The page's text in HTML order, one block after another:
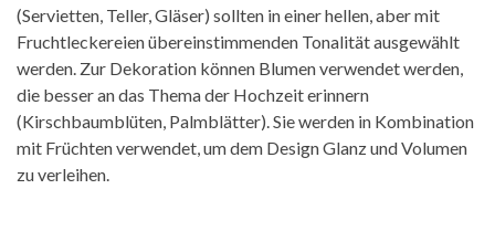
(Servietten, Teller, Gläser) sollten in einer hellen, aber mit
Fruchtleckereien übereinstimmenden Tonalität ausgewählt
werden. Zur Dekoration können Blumen verwendet werden,
die besser an das Thema der Hochzeit erinnern
(Kirschbaumblüten, Palmblätter). Sie werden in Kombination
mit Früchten verwendet, um dem Design Glanz und Volumen
zu verleihen.